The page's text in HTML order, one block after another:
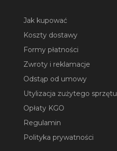
Jak kupować
Koszty dostawy
Formy płatności
Zwroty i reklamacje
Odstąp od umowy
Utylizacja zużytego sprzętu
Opłaty KGO
Regulamin
Polityka prywatności